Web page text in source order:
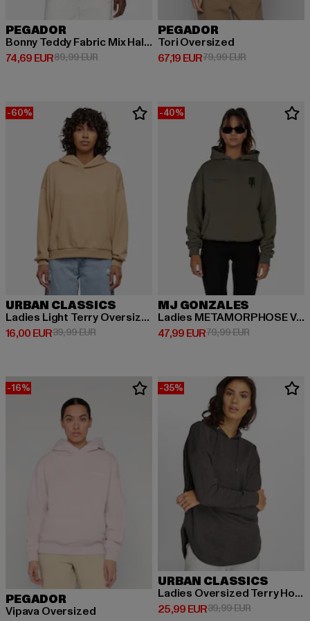
PEGADOR
Bonny Teddy Fabric Mix Halfzip
74,69 EUR
Ajankohtainen hinta: 74,69 EUR
89,99 EURKampanjahinta: 89,99 EUR
PEGADOR
Tori Oversized
67,19 EUR
Ajankohtainen hinta: 67,19 EUR
79,99 EUR
-60%
URBAN CLASSICS
Ladies Light Terry Oversized
16,00 EUR
Ajankohtainen hinta: 16,00 EUR
39,99 EURKampanjahinta: 39,99 EUR
-40%
MJ GONZALES
Ladies METAMORPHOSE V.2 x Heavy Oversized
47,99 EUR
Ajankohtainen hinta: 47,99 EUR
79,99 EUR
-16%
PEGADOR
Vipava Oversized
-35%
URBAN CLASSICS
Ladies Oversized Terry Hoody
25,99 EUR
Ajankohtainen hinta: 25,99 EUR
39,99 EUR